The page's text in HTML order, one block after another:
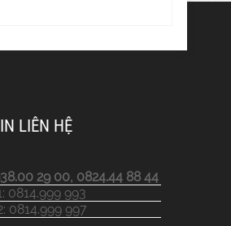
LIÊN HỆ
29 00, 0824.44 88 44
0814.999 993
0814.999 997